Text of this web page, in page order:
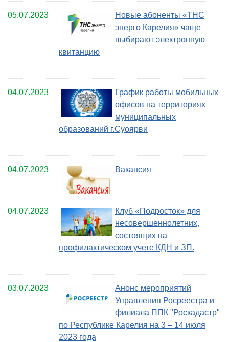
05.07.2023
Новые абоненты «ТНС
энерго Карелия» чаще
выбирают электронную
квитанцию
04.07.2023
График работы мобильных
офисов на территориях
муниципальных
образований г.Суоярви
04.07.2023 Вакансия
04.07.2023
Клуб «Подросток» для
несовершеннолетних,
состоящих на
профилактическом учете КДН и ЗП.
03.07.2023
Анонс мероприятий
Управления Росреестра и
филиала ППК "Роскадастр"
по Республике Карелия на 3 – 14 июля
2023 года